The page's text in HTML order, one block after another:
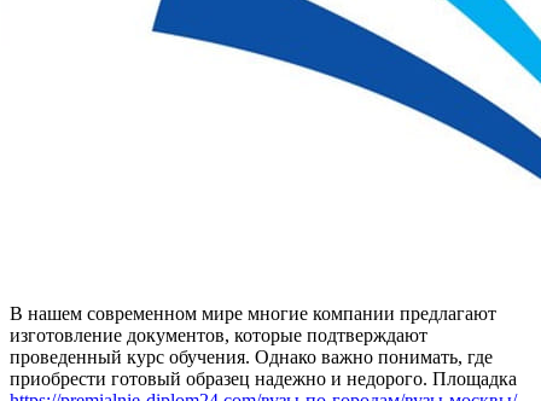
В нашем современном мире многие компании предлагают
изготовление документов, которые подтверждают
проведенный курс обучения. Однако важно понимать, где
приобрести готовый образец надежно и недорого. Площадка